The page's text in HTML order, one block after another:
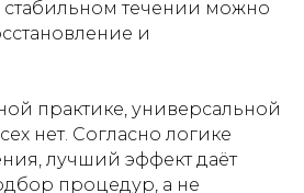
стабильном течении можно
и
практике, универсальной
нет. Согласно логике
лучший эффект даёт
процедур, а не